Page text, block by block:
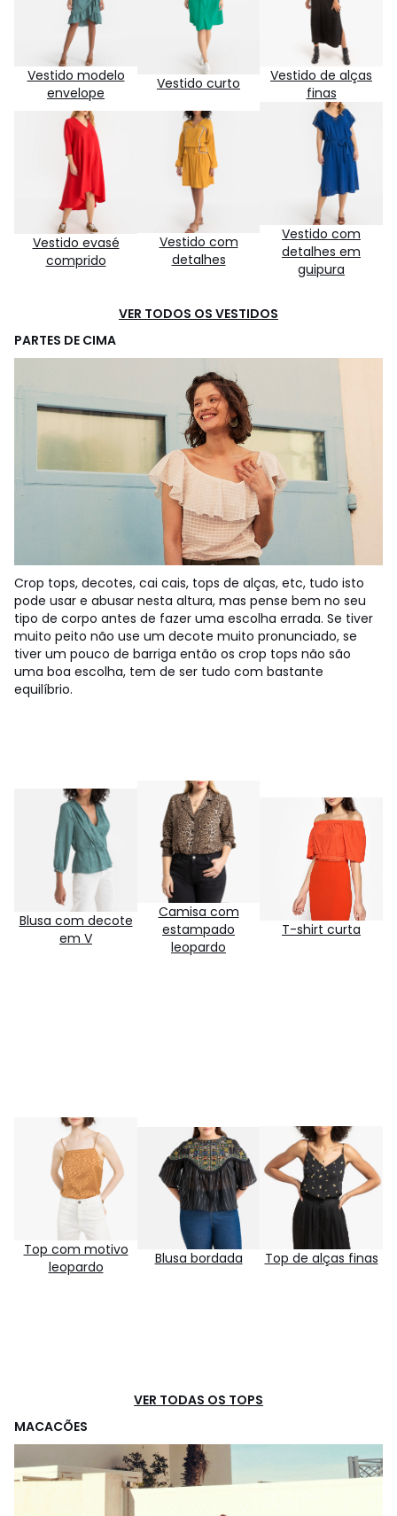
Vestido modelo
envelope
Vestido curto
Vestido de alças
finas
Vestido evasé
comprido
Vestido com
detalhes
Vestido com
detalhes em
guipura
VER TODOS OS VESTIDOS
PARTES DE CIMA
Crop tops, decotes, cai cais, tops de alças, etc, tudo isto
pode usar e abusar nesta altura, mas pense bem no seu
tipo de corpo antes de fazer uma escolha errada. Se tiver
muito peito não use um decote muito pronunciado, se
tiver um pouco de barriga então os crop tops não são
uma boa escolha, tem de ser tudo com bastante
equilíbrio.
Blusa com decote
em V
Camisa com
estampado
leopardo
T-shirt curta
Top com motivo
leopardo
Blusa bordada Top de alças finas
VER TODAS OS TOPS
MACACÕES